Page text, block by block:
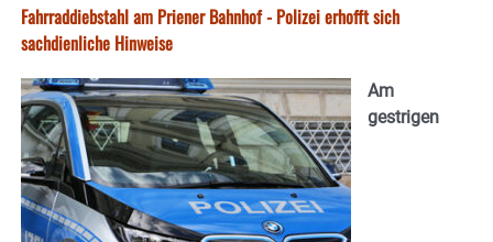
Fahrraddiebstahl am Priener Bahnhof - Polizei erhofft sich
sachdienliche Hinweise
Am
gestrigen